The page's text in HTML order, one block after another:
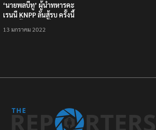
‘นายพลบีทู’ ผู้นำทหารคะ
เรนนี KNPP ลั่นสู้รบ ครั้งนี้
ประชาชนต้องชนะ
13 มกราคม 2022